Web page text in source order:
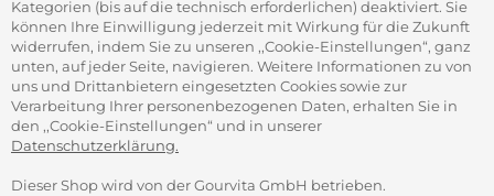
SICHER ZAHLEN
Kategorien (bis auf die technisch erforderlichen) deaktiviert. Sie
können Ihre Einwilligung jederzeit mit Wirkung für die Zukunft
widerrufen, indem Sie zu unseren ,,Cookie-Einstellungen“, ganz
unten, auf jeder Seite, navigieren. Weitere Informationen zu von
uns und Drittanbietern eingesetzten Cookies sowie zur
Verarbeitung Ihrer personenbezogenen Daten, erhalten Sie in
den ,,Cookie-Einstellungen“ und in unserer
Datenschutzerklärung.
Dieser Shop wird von der Gourvita GmbH betrieben.